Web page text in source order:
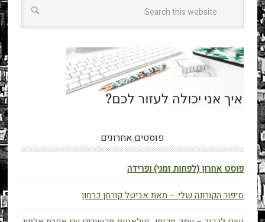
פוסטים אחרונים
פוסט אחרון (לפחות זמני) ופרידה
סיפור הקורונה שלי – מאת אביטל קורמן כרמון